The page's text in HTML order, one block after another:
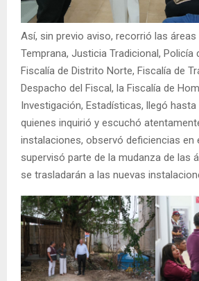
Así, sin previo aviso, recorrió las
Temprana, Justicia Tradicional, Policía
Fiscalía de Distrito Norte, Fiscalía de
Despacho del Fiscal, la Fiscalía de
Investigación, Estadísticas, llegó
quienes inquirió y escuchó
instalaciones, observó deficiencias en
supervisó parte de la mudanza de las
se trasladarán a las nuevas